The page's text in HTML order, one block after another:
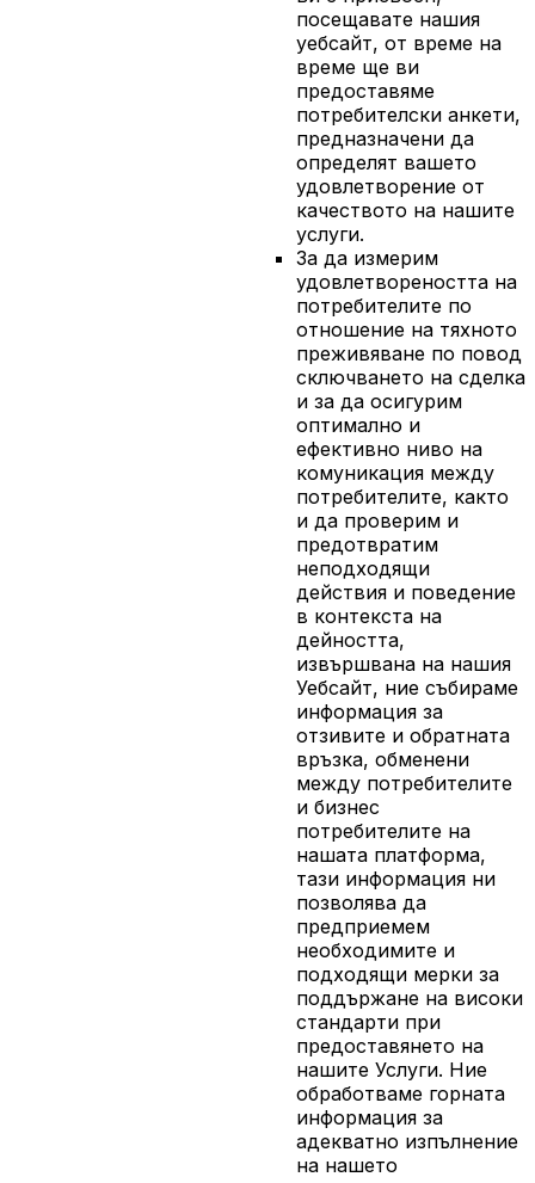
посещавате нашия
уебсайт, от време на
време ще ви
предоставяме
потребителски анкети,
предназначени да
определят вашето
удовлетворение от
качеството на нашите
услуги.
За да измерим
удовлетвореността на
потребителите по
отношение на тяхното
преживяване по повод
сключването на сделка
и за да осигурим
оптимално и
ефективно ниво на
комуникация между
потребителите, както
и да проверим и
предотвратим
неподходящи
действия и поведение
в контекста на
дейността,
извършвана на нашия
Уебсайт, ние събираме
информация за
отзивите и обратната
връзка, обменени
между потребителите
и бизнес
потребителите на
нашата платформа,
тази информация ни
позволява да
предприемем
необходимите и
подходящи мерки за
поддържане на високи
стандарти при
предоставянето на
нашите Услуги. Ние
обработваме горната
информация за
адекватно изпълнение
на нашето